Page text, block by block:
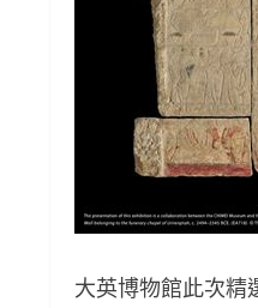
大英博物館此次精